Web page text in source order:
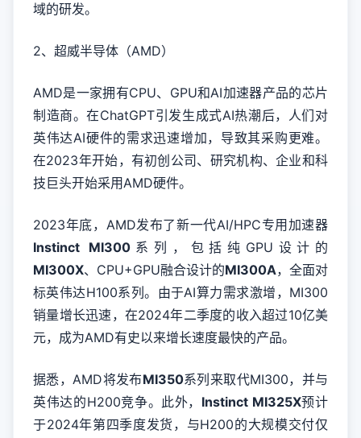
域的研发。
2、超威半导体（AMD）
AMD是一家拥有CPU、GPU和AI加速器产品的芯片
制造商。在ChatGPT引发生成式AI热潮后，人们对
英伟达AI硬件的需求迅速增加，导致其采购更难。
在2023年开始，有初创公司、研究机构、企业和科
技巨头开始采用AMD硬件。
2023年底，AMD发布了新一代AI/HPC专用加速器
Instinct MI300系列，包括纯GPU设计的
MI300X、CPU+GPU融合设计的MI300A，全面对
标英伟达H100系列。由于AI算力需求激增，MI300
销量增长迅速，在2024年二季度的收入超过10亿美
元，成为AMD有史以来增长速度最快的产品。
据悉，AMD将发布MI350系列来取代MI300，并与
英伟达的H200竞争。此外， Instinct MI325X预计
于2024年第四季度发货，与H200的大规模交付仅